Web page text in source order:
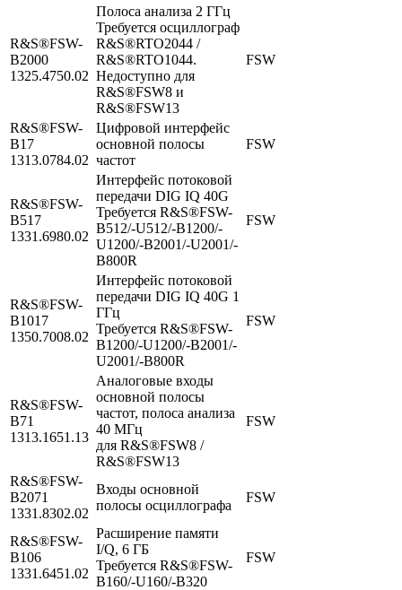
R&S®FSW-
B2000
1325.4750.02
Полоса анализа 2 ГГц
Требуется осциллограф
R&S®RTO2044 /
R&S®RTO1044.
Недоступно для
R&S®FSW8 и
R&S®FSW13
FSW
R&S®FSW-
B17
1313.0784.02
Цифровой интерфейс
основной полосы
частот
FSW
R&S®FSW-
B517
1331.6980.02
Интерфейс потоковой
передачи DIG IQ 40G
Требуется R&S®FSW-
B512/-U512/-B1200/-
U1200/-B2001/-U2001/-
B800R
FSW
R&S®FSW-
B1017
1350.7008.02
Интерфейс потоковой
передачи DIG IQ 40G 1
ГГц
Требуется R&S®FSW-
B1200/-U1200/-B2001/-
U2001/-B800R
FSW
R&S®FSW-
B71
1313.1651.13
Аналоговые входы
основной полосы
частот, полоса анализа
40 МГц
для R&S®FSW8 /
R&S®FSW13
FSW
R&S®FSW-
B2071
1331.8302.02
Входы основной
полосы осциллографа
FSW
R&S®FSW-
B106
1331.6451.02
Расширение памяти
I/Q, 6 ГБ
Требуется R&S®FSW-
B160/‑U160/‑B320
FSW